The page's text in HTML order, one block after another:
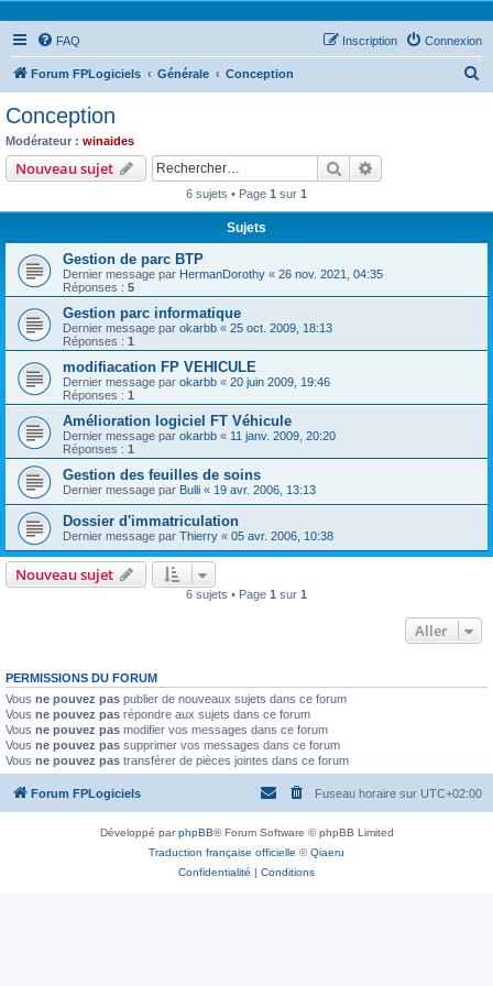
FAQ Connexion
Inscription
Forum FPLogiciels Générale Conception
Conception
Modérateur : winaides
Nouveau sujet Rechercher
6 sujets • Page 1 sur 1
Sujets
Gestion de parc BTP
Dernier message par HermanDorothy « 26 nov. 2021, 04:35
Réponses : 5
Gestion parc informatique
Dernier message par okarbb « 25 oct. 2009, 18:13
Réponses : 1
modifiacation FP VEHICULE
Dernier message par okarbb « 20 juin 2009, 19:46
Réponses : 1
Amélioration logiciel FT Véhicule
Dernier message par okarbb « 11 janv. 2009, 20:20
Réponses : 1
Gestion des feuilles de soins
Dernier message par Bulli « 19 avr. 2006, 13:13
Dossier d'immatriculation
Dernier message par Thierry « 05 avr. 2006, 10:38
Nouveau sujet
6 sujets • Page 1 sur 1
Aller
PERMISSIONS DU FORUM
Vous ne pouvez pas publier de nouveaux sujets dans ce forum
Vous ne pouvez pas répondre aux sujets dans ce forum
Vous ne pouvez pas modifier vos messages dans ce forum
Vous ne pouvez pas supprimer vos messages dans ce forum
Vous ne pouvez pas transférer de pièces jointes dans ce forum
Forum FPLogiciels Fuseau horaire sur UTC+02:00
Développé parphpBB® Forum Software © phpBB Limited
Traduction française officielle ©Qiaeru
Confidentialité | Conditions